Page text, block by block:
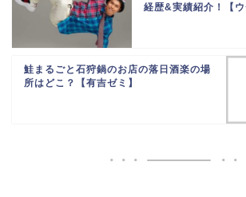
経歴&実績紹介！【
鮭まるごと石狩鍋のお店の落日酒楽の場
所はどこ？【有吉ゼミ】